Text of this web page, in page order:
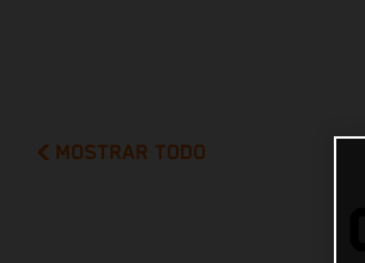
MOSTRAR TODO